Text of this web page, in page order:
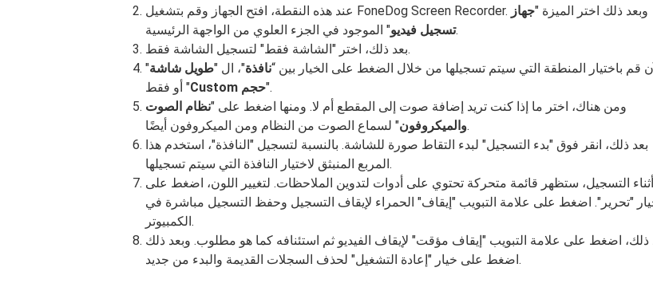
عند هذه النقطة، افتح الجهاز وقم بتشغيل FoneDog Screen Recorder. وبعد ذلك اختر الميزة "جهاز
تسجيل فيديو" الموجود في الجزء العلوي من الواجهة الرئيسية.
بعد ذلك، اختر "الشاشة فقط" لتسجيل الشاشة فقط.
قم باختيار المنطقة التي سيتم تسجيلها من خلال الضغط على الخيار بين “نافذة"، ال "طويل شاشة"
أو فقط "Custom حجم".
ومن هناك، اختر ما إذا كنت تريد إضافة صوت إلى المقطع أم لا. ومنها اضغط على "نظام الصوت
والميكروفون" لسماع الصوت من النظام ومن الميكروفون أيضًا.
بعد ذلك، انقر فوق "بدء التسجيل" لبدء التقاط صورة للشاشة. بالنسبة لتسجيل "النافذة"، استخدم هذا
المربع المنبثق لاختيار النافذة التي سيتم تسجيلها.
أثناء التسجيل، ستظهر قائمة متحركة تحتوي على أدوات لتدوين الملاحظات. لتغيير اللون، اضغط على
"تحرير". اضغط على علامة التبويب "إيقاف" الحمراء لإيقاف التسجيل وحفظ التسجيل مباشرة في
الكمبيوتر.
ذلك، اضغط على علامة التبويب "إيقاف مؤقت" لإيقاف الفيديو ثم استئنافه كما هو مطلوب. وبعد ذلك
اضغط على خيار "إعادة التشغيل" لحذف السجلات القديمة والبدء من جديد.